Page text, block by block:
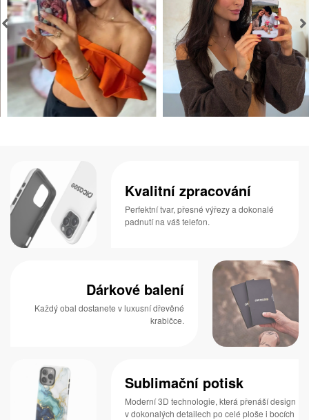
Kvalitní zpracování
Perfektní tvar, přesné výřezy a dokonalé
padnutí na váš telefon.
Dárkové balení
Každý obal dostanete v luxusní dřevěné
krabičce.
Sublimační potisk
Moderní 3D technologie, která přenáší design
v dokonalých detailech po celé ploše i bocích